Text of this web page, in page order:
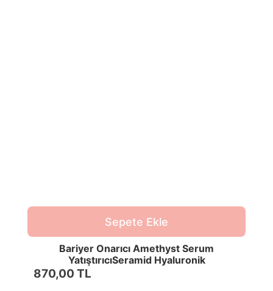
Sepete Ekle
Bariyer Onarıcı Amethyst Serum
YatıştırıcıSeramid Hyaluronik
870,00 TL